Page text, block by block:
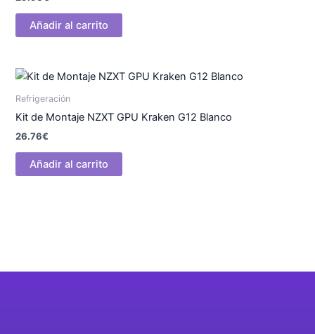
Añadir al carrito
Refrigeración
Kit de Montaje NZXT GPU Kraken G12 Blanco
26.76€
Añadir al carrito